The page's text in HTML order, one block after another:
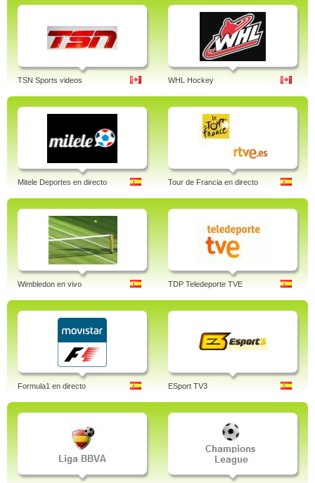
TSN Sports videos WHL Hockey
Mitele Deportes en directo Tour de Francia en directo
Wimbledon en vivo TDP Teledeporte TVE
Formula1 en directo ESport TV3